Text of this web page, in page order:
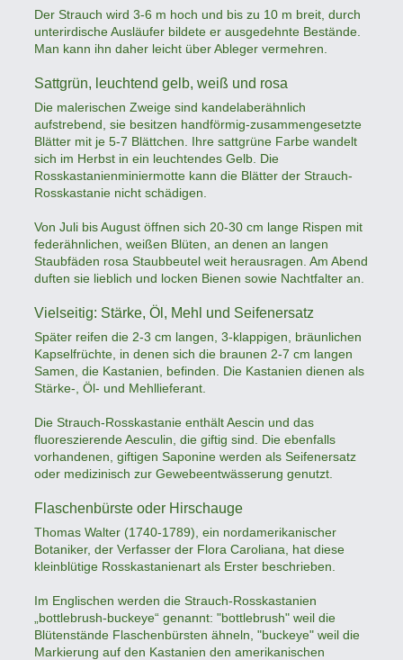
Der Strauch wird 3-6 m hoch und bis zu 10 m breit, durch
unterirdische Ausläufer bildete er ausgedehnte Bestände.
Man kann ihn daher leicht über Ableger vermehren.
Sattgrün, leuchtend gelb, weiß und rosa
Die malerischen Zweige sind kandelaberähnlich
aufstrebend, sie besitzen handförmig-zusammengesetzte
Blätter mit je 5-7 Blättchen. Ihre sattgrüne Farbe wandelt
sich im Herbst in ein leuchtendes Gelb. Die
Rosskastanienminiermotte kann die Blätter der Strauch-
Rosskastanie nicht schädigen.
Von Juli bis August öffnen sich 20-30 cm lange Rispen mit
federähnlichen, weißen Blüten, an denen an langen
Staubfäden rosa Staubbeutel weit herausragen. Am Abend
duften sie lieblich und locken Bienen sowie Nachtfalter an.
Vielseitig: Stärke, Öl, Mehl und Seifenersatz
Später reifen die 2-3 cm langen, 3-klappigen, bräunlichen
Kapselfrüchte, in denen sich die braunen 2-7 cm langen
Samen, die Kastanien, befinden. Die Kastanien dienen als
Stärke-, Öl- und Mehllieferant.
Die Strauch-Rosskastanie enthält Aescin und das
fluoreszierende Aesculin, die giftig sind. Die ebenfalls
vorhandenen, giftigen Saponine werden als Seifenersatz
oder medizinisch zur Gewebeentwässerung genutzt.
Flaschenbürste oder Hirschauge
Thomas Walter (1740-1789), ein nordamerikanischer
Botaniker, der Verfasser der Flora Caroliana, hat diese
kleinblütige Rosskastanienart als Erster beschrieben.
Im Englischen werden die Strauch-Rosskastanien
„bottlebrush-buckeye“ genannt: "bottlebrush" weil die
Blütenstände Flaschenbürsten ähneln, "buckeye" weil die
Markierung auf den Kastanien den amerikanischen